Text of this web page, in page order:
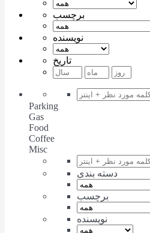
برچسب
نویسنده
تاریخ
Parking
Gas
Food
Coffee
Misc
دسته بندی
برچسب
نویسنده